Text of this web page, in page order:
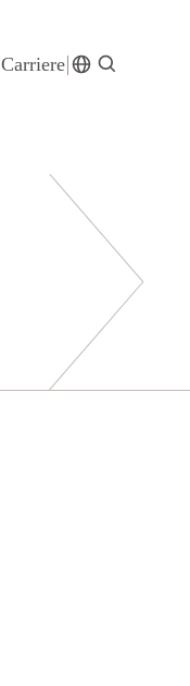
Carriere